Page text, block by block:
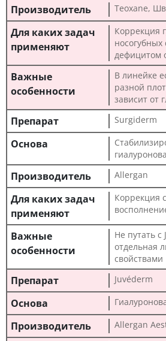
Teoxane,
Коррекция
носогубных
дефицитом
В линейке
разной
зависит от
Surgiderm
Allergan
Коррекция
Не путать с
отдельная
свойствами
Juvéderm
Allergan